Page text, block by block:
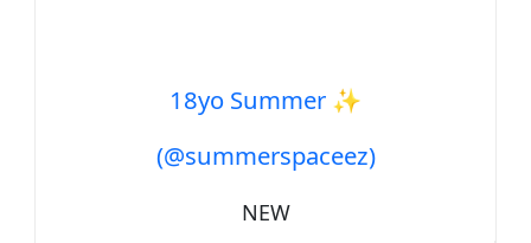
18yo Summer ✨
(@summerspaceez)
NEW